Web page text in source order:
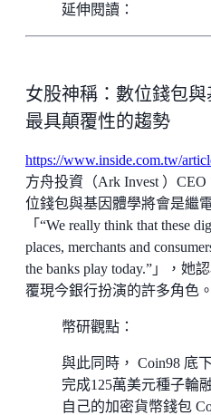
延伸閱讀：
女股神稱：數位錢包
最具顛覆性的趨勢
https://www.inside.com.tw/
方舟投資（Ark Invest ）
位錢包與基因體學將會是繼
「“We really think that these
places, merchants and
the banks play today.”」，
覆現今銀行扮演的許多角色。
幣研觀點：
與此同時， Coin98 底
完成125萬美元種子輪
自己的加密貨幣錢包